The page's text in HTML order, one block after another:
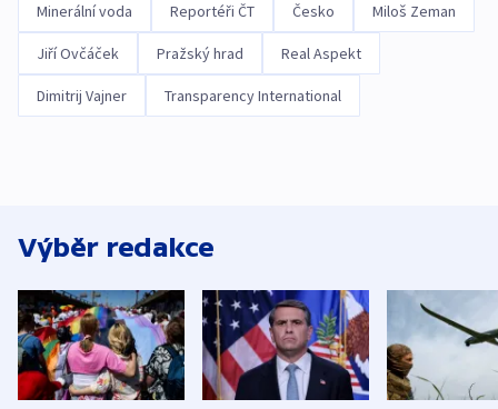
Minerální voda Reportéři ČT Česko Miloš Zeman
Jiří Ovčáček Pražský hrad Real Aspekt
Dimitrij Vajner Transparency International
Výběr redakce